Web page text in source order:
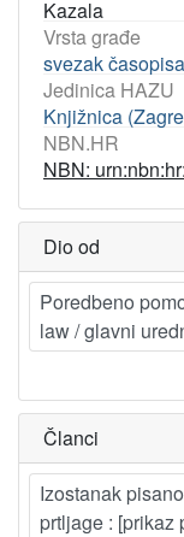
Kazala
Vrsta građe
svezak časopisa
Jedinica HAZU
Knjižnica
NBN.HR
NBN:
Dio od
Poredbeno
law / glavni
Članci
Izostanak
prtljage : [prikaz